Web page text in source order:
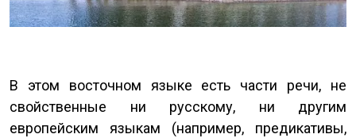
В этом восточном языке есть части речи, не
свойственные ни русскому, ни другим
европейским языкам (например, предикативы,